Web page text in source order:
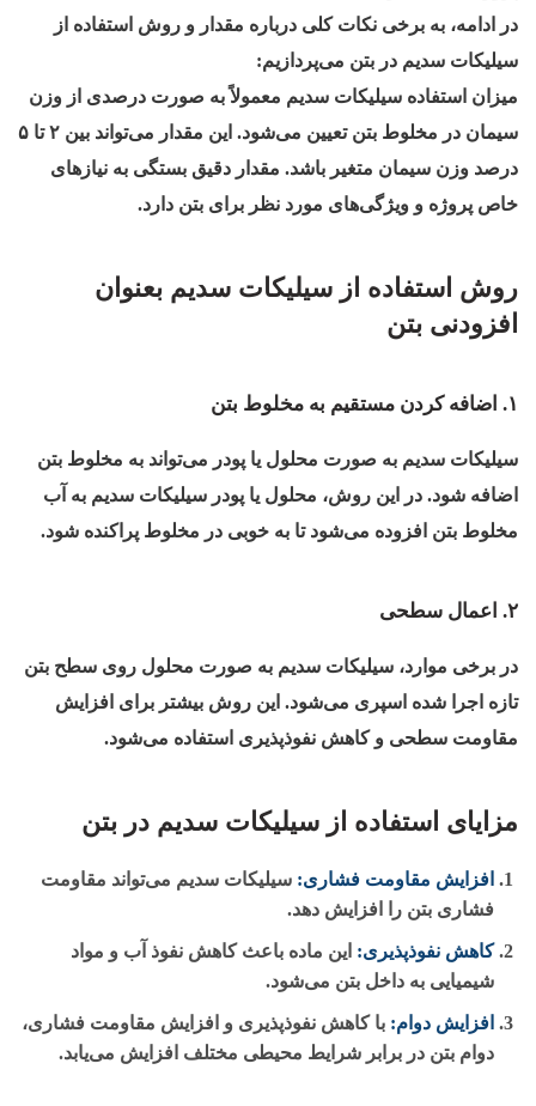
در ادامه، به برخی نکات کلی درباره مقدار و روش استفاده از
سیلیکات سدیم در بتن می‌پردازیم:
میزان استفاده سیلیکات سدیم معمولاً به صورت درصدی از وزن
سیمان در مخلوط بتن تعیین می‌شود. این مقدار می‌تواند بین ۲ تا ۵
درصد وزن سیمان متغیر باشد. مقدار دقیق بستگی به نیازهای
خاص پروژه و ویژگی‌های مورد نظر برای بتن دارد.
روش استفاده از سیلیکات سدیم بعنوان
افزودنی بتن
۱. اضافه کردن مستقیم به مخلوط بتن
سیلیکات سدیم به صورت محلول یا پودر می‌تواند به مخلوط بتن
اضافه شود. در این روش، محلول یا پودر سیلیکات سدیم به آب
مخلوط بتن افزوده می‌شود تا به خوبی در مخلوط پراکنده شود.
۲. اعمال سطحی
در برخی موارد، سیلیکات سدیم به صورت محلول روی سطح بتن
تازه اجرا شده اسپری می‌شود. این روش بیشتر برای افزایش
مقاومت سطحی و کاهش نفوذپذیری استفاده می‌شود.
مزایای استفاده از سیلیکات سدیم در بتن
افزایش مقاومت فشاری: سیلیکات سدیم می‌تواند مقاومت
فشاری بتن را افزایش دهد.
کاهش نفوذپذیری: این ماده باعث کاهش نفوذ آب و مواد
شیمیایی به داخل بتن می‌شود.
افزایش دوام: با کاهش نفوذپذیری و افزایش مقاومت فشاری،
دوام بتن در برابر شرایط محیطی مختلف افزایش می‌یابد.